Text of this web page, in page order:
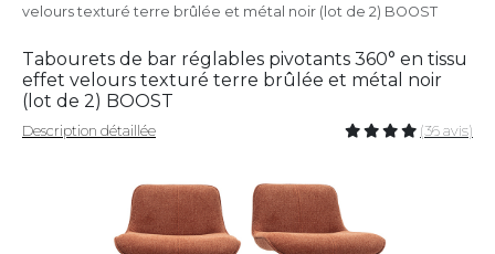
velours texturé terre brûlée et métal noir (lot de 2) BOOST
Tabourets de bar réglables pivotants 360° en tissu
effet velours texturé terre brûlée et métal noir
(lot de 2) BOOST
Description détaillée (36 avis)